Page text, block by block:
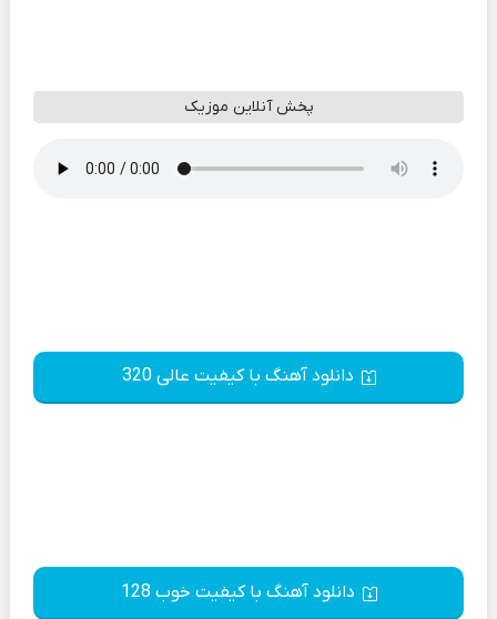
پخش آنلاین موزیک
دانلود آهنگ با کیفیت عالی 320
دانلود آهنگ با کیفیت خوب 128